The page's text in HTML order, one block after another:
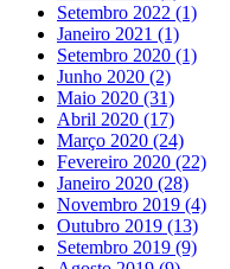
Setembro 2022 (1)
Janeiro 2021 (1)
Setembro 2020 (1)
Junho 2020 (2)
Maio 2020 (31)
Abril 2020 (17)
Março 2020 (24)
Fevereiro 2020 (22)
Janeiro 2020 (28)
Novembro 2019 (4)
Outubro 2019 (13)
Setembro 2019 (9)